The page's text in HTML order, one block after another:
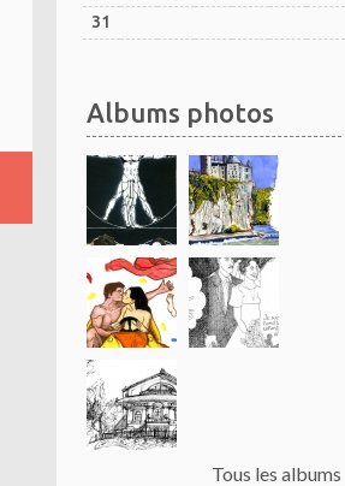
31
Albums photos
Tous les albums